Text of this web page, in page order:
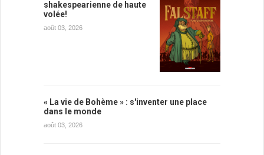
shakespearienne de haute
volée!
août 03, 2026
« La vie de Bohème » : s'inventer une place
dans le monde
août 03, 2026